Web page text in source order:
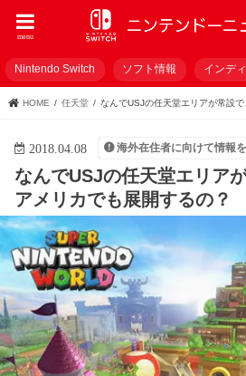
menu
Nintendo Switch ソフト情報 インデ
HOME 任天堂 なんでUSJの任天堂エリアが常設
2018.04.08 海外在住者に向けて情報
なんでUSJの任天堂エリア
アメリカでも展開するの？